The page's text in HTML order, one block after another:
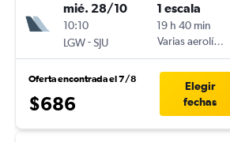
mié. 28/10
10:10
LGW-SJU
1 escala
19 h 40 min
Varias aerolíneas
Oferta encontrada el 7/8
$686
Elegir
fechas